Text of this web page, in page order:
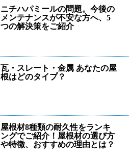
ニチハパミールの問題。今後の
メンテナンスが不安な方へ、5
つの解決策をご紹介
瓦・スレート・金属 あなたの屋
根はどのタイプ？
屋根材8種類の耐久性をランキ
ングでご紹介！屋根材の選び方
や特徴、おすすめの理由とは？